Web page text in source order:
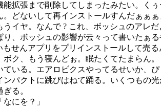
能拡張まで削除してしまったみたい。くぅ
。どないして再インストールすんだぁぁぁ
うイヤ。なんで ? これ、ボッシュのアレだ
り、ボッシュの影響が云々って書いたぁる
もせんアプリをプリインストールして売る
ボク、もう寝んどぉ。眠たくてたまらん。
いる。エアロビクスやってるせいか、ぴ
ンパクトに跳びはねて踊る。いくつもの光
る。
にを？」